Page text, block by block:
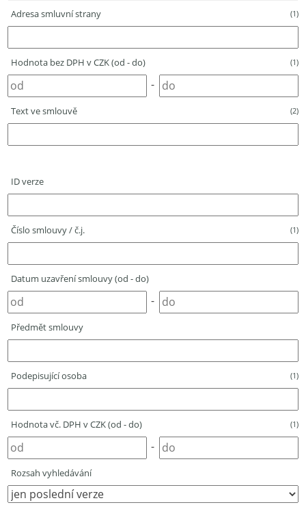
Adresa smluvní strany (1)
Hodnota bez DPH v CZK (od - do) (1)
-
Text ve smlouvě (2)
ID verze
Číslo smlouvy / č.j. (1)
Datum uzavření smlouvy (od - do)
-
Předmět smlouvy
Podepisující osoba (1)
Hodnota vč. DPH v CZK (od - do) (1)
-
Rozsah vyhledávání